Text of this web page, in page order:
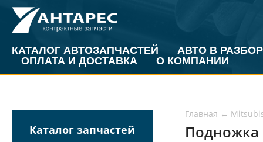
КАТАЛОГ АВТОЗАПЧАСТЕЙ
АВТО В РАЗБОР
ОПЛАТА И ДОСТАВКА
О КОМПАНИИ
Каталог запчастей
Главная ←
Подножка